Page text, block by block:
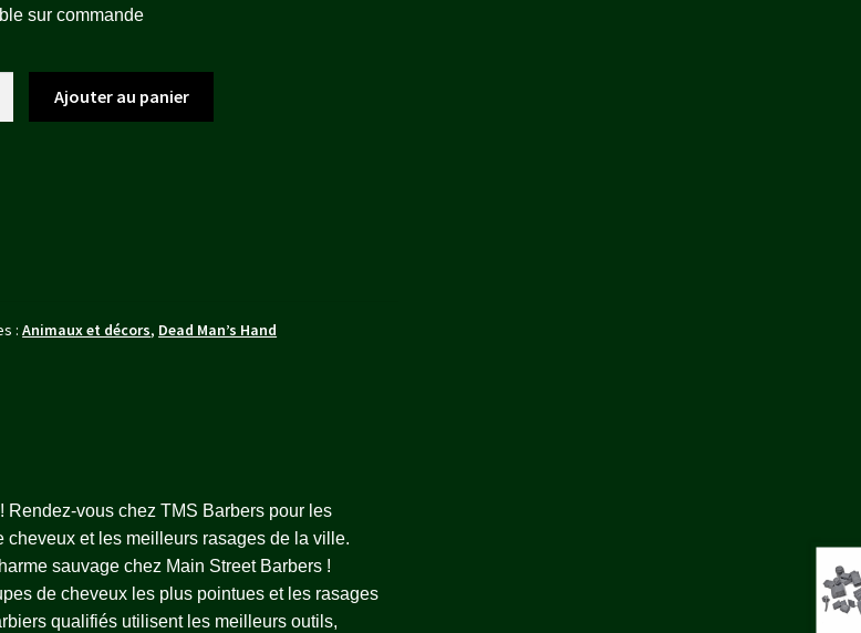
initial
était :
31,25 €.
actuel
est :
29,00 €.
sur commande
Ajouter au panier
:Animaux et décors, Dead Man’s Hand
Rendez-vous chez TMS Barbers pour les
cheveux et les meilleurs rasages de la ville.
sauvage chez Main Street Barbers !
de cheveux les plus pointues et les rasages
qualifiés utilisent les meilleurs outils,